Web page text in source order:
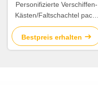
Personifizierte Verschiffen-
Kästen/Faltschachtel packt
Customzied-Farbe ein
Bestpreis erhalten